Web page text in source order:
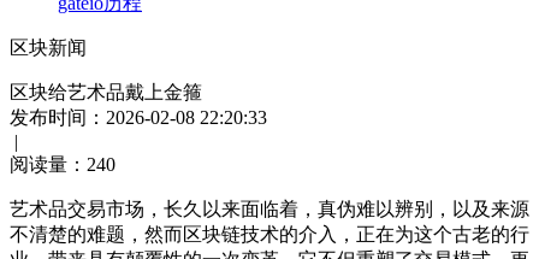
区块新闻
区块给艺术品戴上金箍
发布时间：2026-02-08 22:20:33
|
阅读量： 240
艺术品交易市场，长久以来面临着，真伪难以辨别，以及来源
不清楚的难题，然而区块链技术的介入，正在为这个古老的行